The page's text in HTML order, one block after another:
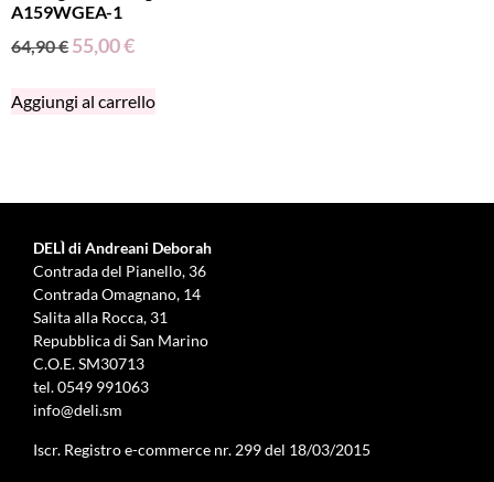
A159WGEA-1
64,90€ 55,00€
Aggiungi al carrello
DELÌ di Andreani Deborah
Contrada del Pianello, 36
Contrada Omagnano, 14
Salita alla Rocca, 31
Repubblica di San Marino
C.O.E. SM30713
tel.0549 991063
info@deli.sm
Iscr. Registro e-commerce nr. 299 del 18/03/2015